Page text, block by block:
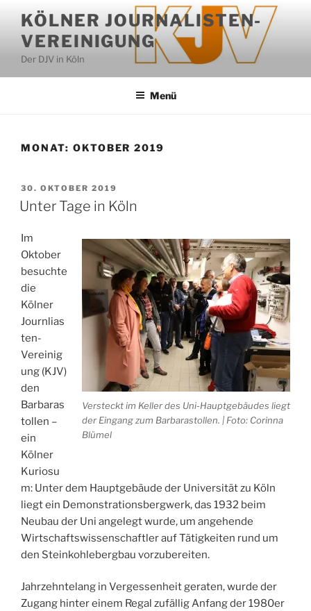
Inhalt
springen
KÖLNER JOURNALISTEN-
VEREINIGUNG
Der DJV in Köln
Menü
MONAT: OKTOBER 2019
VERÖFFENTLICHT
AM
30. OKTOBER 2019
Unter Tage in Köln
Versteckt im Keller des Uni-Hauptgebäudes liegt
der Eingang zum Barbarastollen. | Foto: Corinna
Blümel
Im
Oktober
besuchte
die
Kölner
Journlias
ten-
Vereinig
ung (KJV)
den
Barbaras
tollen –
ein
Kölner
Kuriosu
m: Unter dem Hauptgebäude der Universität zu Köln
liegt ein Demonstrationsbergwerk, das 1932 beim
Neubau der Uni angelegt wurde, um angehende
Wirtschaftswissenschaftler auf Tätigkeiten rund um
den Steinkohlebergbau vorzubereiten.
Jahrzehntelang in Vergessenheit geraten, wurde der
Zugang hinter einem Regal zufällig Anfang der 1980er